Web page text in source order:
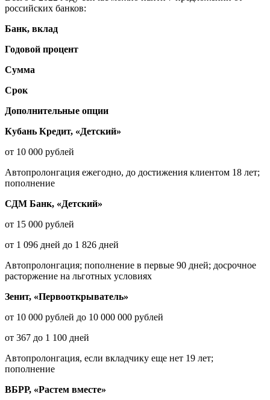
российских банков:
Банк, вклад
Годовой процент
Сумма
Срок
Дополнительные опции
Кубань Кредит, «Детский»
от 10 000 рублей
Автопролонгация ежегодно, до достижения клиентом 18 лет;
пополнение
СДМ Банк, «Детский»
от 15 000 рублей
от 1 096 дней до 1 826 дней
Автопролонгация; пополнение в первые 90 дней; досрочное
расторжение на льготных условиях
Зенит, «Первооткрыватель»
от 10 000 рублей до 10 000 000 рублей
от 367 до 1 100 дней
Автопролонгация, если вкладчику еще нет 19 лет;
пополнение
ВБРР, «Растем вместе»